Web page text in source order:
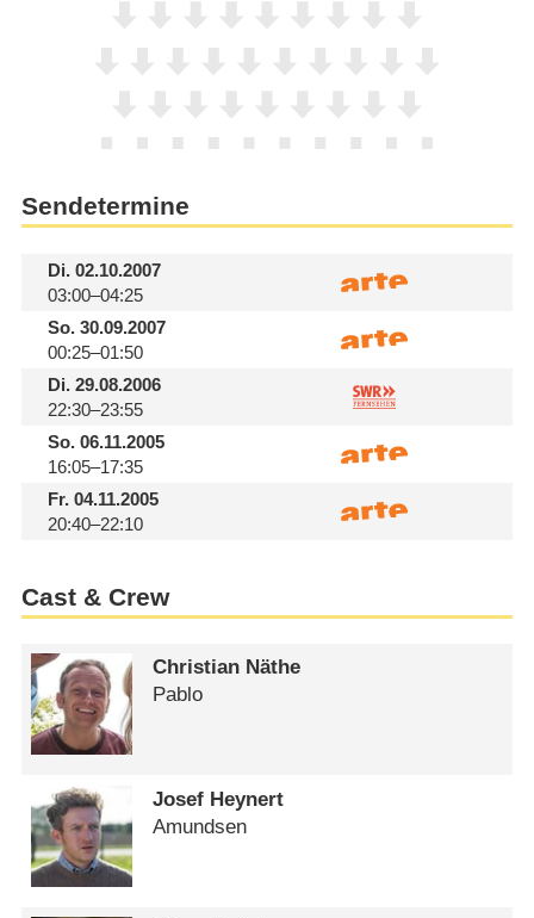
Sendetermine
Di.02.10.2007
03:00–04:25
So.30.09.2007
00:25–01:50
Di.29.08.2006
22:30–23:55
So.06.11.2005
16:05–17:35
Fr.04.11.2005
20:40–22:10
Cast & Crew
Christian Näthe
Pablo
Josef Heynert
Amundsen